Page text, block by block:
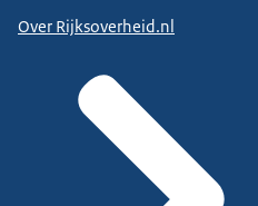
Over Rijksoverheid.nl